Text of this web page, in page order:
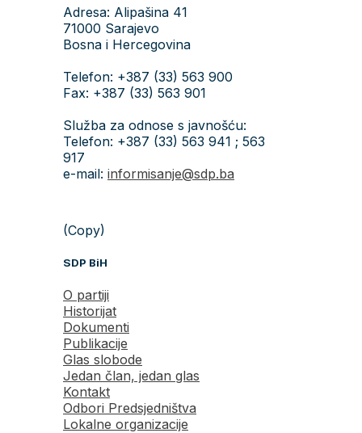
Adresa: Alipašina 41
71000 Sarajevo
Bosna i Hercegovina
Telefon: +387 (33) 563 900
Fax: +387 (33) 563 901
Služba za odnose s javnošću:
Telefon: +387 (33) 563 941 ; 563
917
e-mail: informisanje@sdp.ba
(Copy)
SDP BiH
O partiji
Historijat
Dokumenti
Publikacije
Glas slobode
Jedan član, jedan glas
Kontakt
Odbori Predsjedništva
Lokalne organizacije